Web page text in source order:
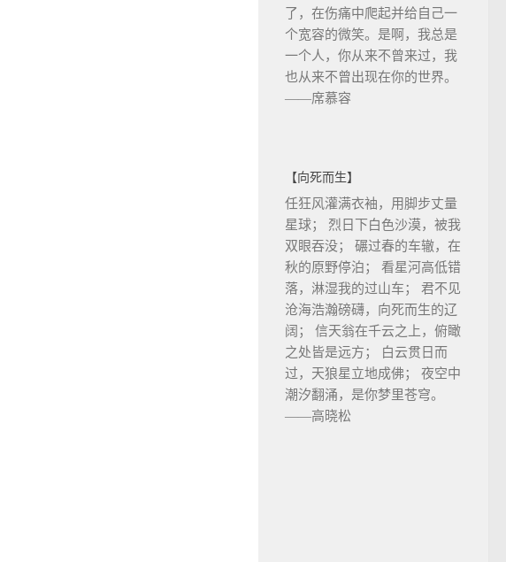
了，在伤痛中爬起并给自己一
个宽容的微笑。是啊，我总是
一个人，你从来不曾来过，我
也从来不曾出现在你的世界。
——席慕容
【向死而生】
任狂风灌满衣袖，用脚步丈量
星球； 烈日下白色沙漠，被我
双眼吞没； 碾过春的车辙，在
秋的原野停泊； 看星河高低错
落，淋湿我的过山车； 君不见
沧海浩瀚磅礴，向死而生的辽
阔； 信天翁在千云之上，俯瞰
之处皆是远方； 白云贯日而
过，天狼星立地成佛； 夜空中
潮汐翻涌，是你梦里苍穹。
——高晓松